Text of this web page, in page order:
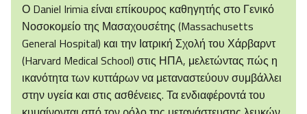
Ο Daniel Irimia είναι επίκουρος καθηγητής στο Γενικό
Νοσοκομείο της Μασαχουσέτης (Massachusetts
General Hospital) και την Ιατρική Σχολή του Χάρβαρντ
(Harvard Medical School) στις ΗΠΑ, μελετώντας πώς η
ικανότητα των κυττάρων να μεταναστεύουν συμβάλλει
στην υγεία και στις ασθένειες. Τα ενδιαφέροντά του